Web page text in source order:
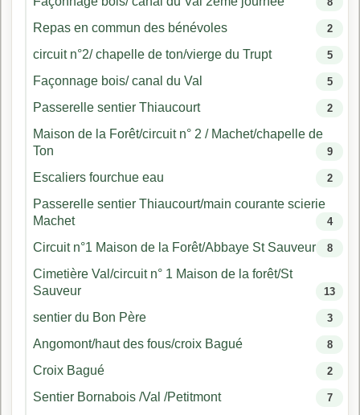
Repas en commun des bénévoles 2
circuit n°2/ chapelle de ton/vierge du Trupt 5
Façonnage bois/ canal du Val 5
Passerelle sentier Thiaucourt 2
Maison de la Forêt/circuit n° 2 / Machet/chapelle de
Ton
9
Escaliers fourchue eau 2
Passerelle sentier Thiaucourt/main courante scierie
Machet
4
Circuit n°1 Maison de la Forêt/Abbaye St Sauveur 8
Cimetière Val/circuit n° 1 Maison de la forêt/St
Sauveur
13
sentier du Bon Père 3
Angomont/haut des fous/croix Bagué 8
Croix Bagué 2
Sentier Bornabois /Val /Petitmont 7